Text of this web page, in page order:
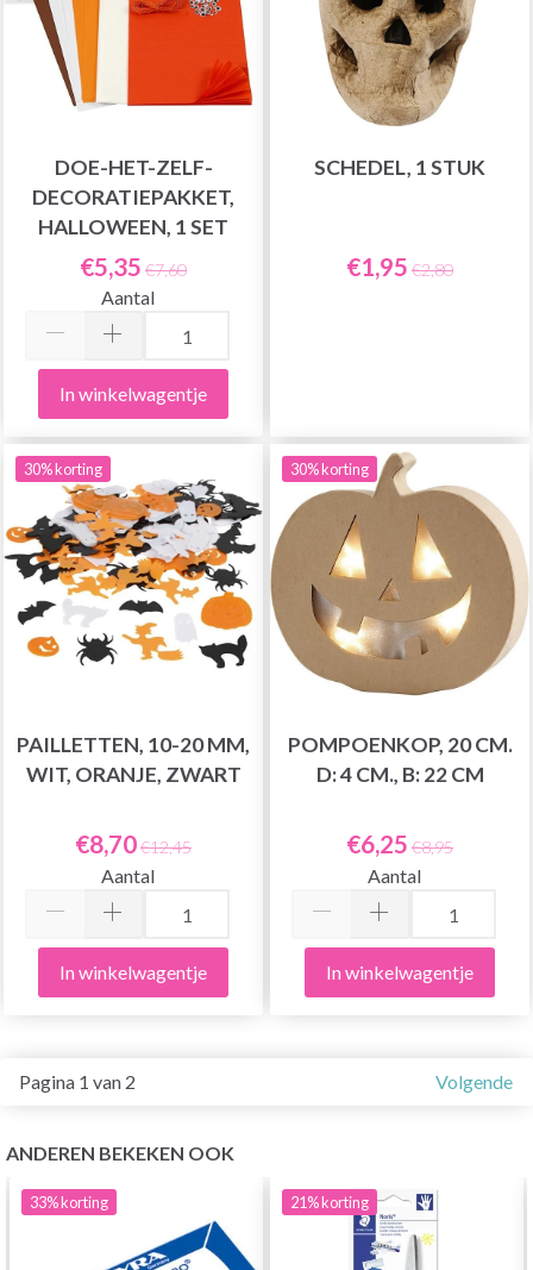
DOE-HET-ZELF-
DECORATIEPAKKET,
HALLOWEEN, 1 SET
€5,35 €7,60
Aantal
In winkelwagentje
SCHEDEL, 1 STUK
€1,95 €2,80
30% korting
PAILLETTEN, 10-20 MM,
WIT, ORANJE, ZWART
€8,70€12,45
Aantal
In winkelwagentje
30% korting
POMPOENKOP, 20 CM.
D: 4 CM., B: 22 CM
€6,25 €8,95
Aantal
In winkelwagentje
Pagina 1 van 2 Volgende
ANDEREN BEKEKEN OOK
33%korting 21%korting